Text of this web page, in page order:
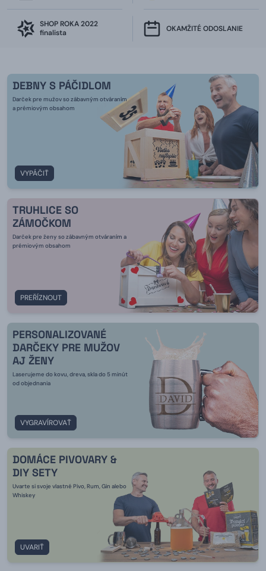
SHOP ROKA 2022
finalista
OKAMŽITÉ ODOSLANIE
DEBNY S PÁČIDLOM
Darček pre mužov so zábavným otváraním
a prémiovým obsahom
VYPÁČIŤ
TRUHLICE SO
ZÁMOČKOM
Darček pre ženy so zábavným otváraním a
prémiovým obsahom
PREŘÍZNOUT
PERSONALIZOVANÉ
DARČEKY PRE MUŽOV
AJ ŽENY
Laserujeme do kovu, dreva, skla do 5 minút
od objednania
VYGRAVÍROVAŤ
DOMÁCE PIVOVARY &
DIY SETY
Uvarte si svoje vlastné Pivo, Rum, Gin alebo
Whiskey
UVARIŤ